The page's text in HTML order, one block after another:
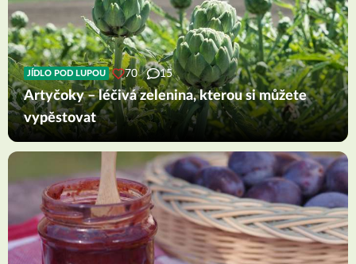
JÍDLO POD LUPOU 70 15
Artyčoky – léčivá zelenina, kterou si můžete
vypěstovat